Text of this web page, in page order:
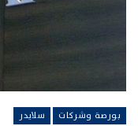
بورصة وشركات سلايدر